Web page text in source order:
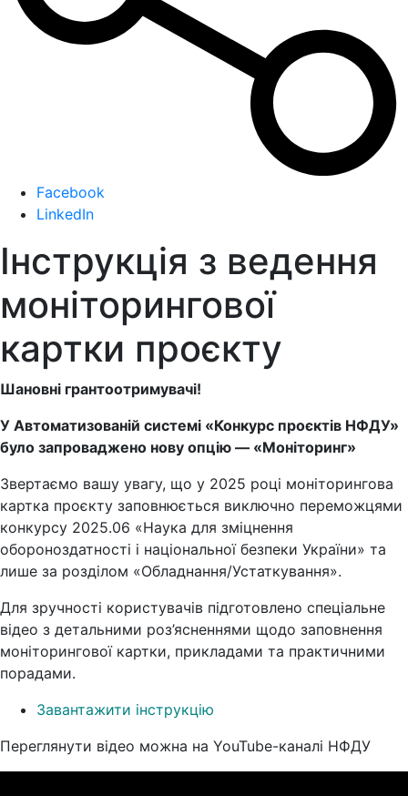
Facebook
LinkedIn
Інструкція з ведення
моніторингової
картки проєкту
Шановні грантоотримувачі!
У Автоматизованій системі «Конкурс проєктів НФДУ»
було запроваджено нову опцію — «Моніторинг»
Звертаємо вашу увагу, що у 2025 році моніторингова
картка проєкту заповнюється виключно переможцями
конкурсу 2025.06 «Наука для зміцнення
обороноздатності і національної безпеки України» та
лише за розділом «Обладнання/Устаткування».
Для зручності користувачів підготовлено спеціальне
відео з детальними роз’ясненнями щодо заповнення
моніторингової картки, прикладами та практичними
порадами.
Завантажити інструкцію
Переглянути відео можна на YouTube-каналі НФДУ